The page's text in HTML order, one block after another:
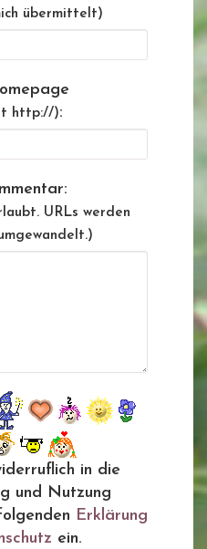
übermittelt)
http://):
URLs werden
in die
und Nutzung
Erklärung
ein.